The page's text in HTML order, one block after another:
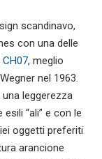
scandinavo,
con una delle
CH07, meglio
nel 1963.
una leggerezza
“ali” e con le
oggetti preferiti
arancione